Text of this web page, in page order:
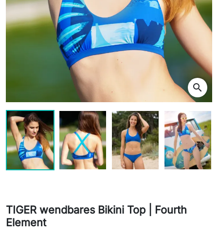
search
TIGER wendbares Bikini Top | Fourth
Element